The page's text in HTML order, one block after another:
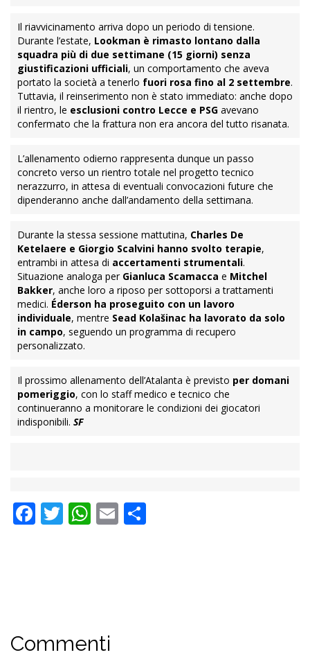
Il riavvicinamento arriva dopo un periodo di tensione.
Durante l’estate, Lookman è rimasto lontano dalla
squadra più di due settimane (15 giorni) senza
giustificazioni ufficiali, un comportamento che aveva
portato la società a tenerlo fuori rosa fino al 2 settembre.
Tuttavia, il reinserimento non è stato immediato: anche dopo
il rientro, le esclusioni contro Lecce e PSG avevano
confermato che la frattura non era ancora del tutto risanata.
L’allenamento odierno rappresenta dunque un passo
concreto verso un rientro totale nel progetto tecnico
nerazzurro, in attesa di eventuali convocazioni future che
dipenderanno anche dall’andamento della settimana.
Durante la stessa sessione mattutina, Charles De
Ketelaere e Giorgio Scalvini hanno svolto terapie,
entrambi in attesa di accertamenti strumentali.
Situazione analoga per Gianluca Scamacca e Mitchel
Bakker, anche loro a riposo per sottoporsi a trattamenti
medici. Éderson ha proseguito con un lavoro
individuale, mentre Sead Kolašinac ha lavorato da solo
in campo, seguendo un programma di recupero
personalizzato.
Il prossimo allenamento dell’Atalanta è previsto per domani
pomeriggio, con lo staff medico e tecnico che
continueranno a monitorare le condizioni dei giocatori
indisponibili. SF
Facebook
Twitter
WhatsApp
Email
Commenti